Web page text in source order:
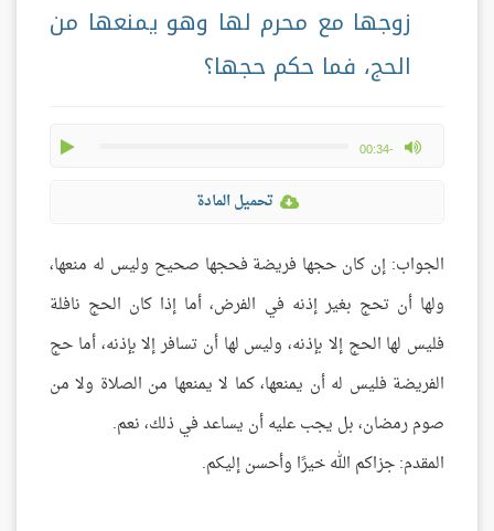
زوجها مع محرم لها وهو يمنعها من
الحج، فما حكم حجها؟
-00:34
max volume
تحميل المادة
الجواب: إن كان حجها فريضة فحجها صحيح وليس له منعها،
ولها أن تحج بغير إذنه في الفرض، أما إذا كان الحج نافلة
فليس لها الحج إلا بإذنه، وليس لها أن تسافر إلا بإذنه، أما حج
الفريضة فليس له أن يمنعها، كما لا يمنعها من الصلاة ولا من
صوم رمضان، بل يجب عليه أن يساعد في ذلك، نعم.
المقدم: جزاكم الله خيرًا وأحسن إليكم.